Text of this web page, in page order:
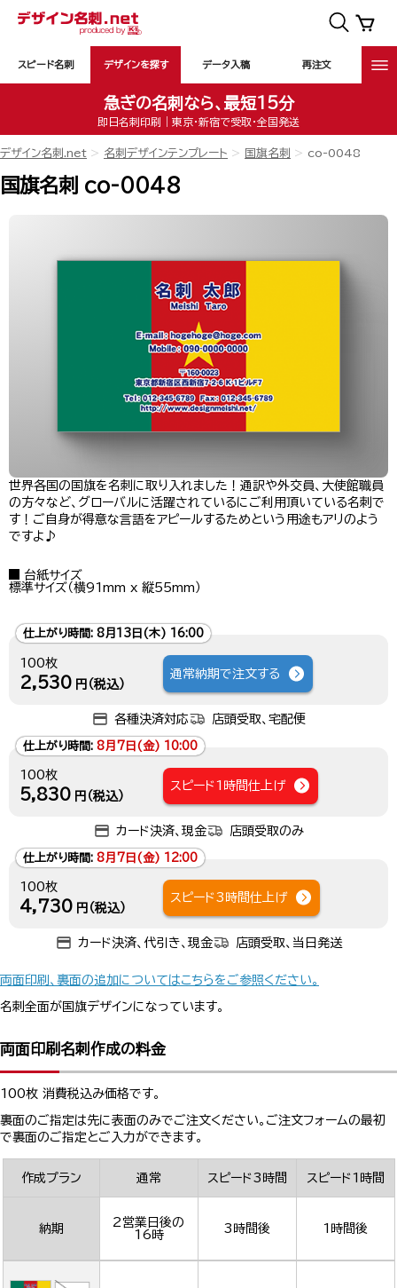
スピード名刺 デザインを探す データ入稿 再注文
急ぎの名刺なら、最短15分
即日名刺印刷｜東京・新宿で受取・全国発送
デザイン名刺.net 名刺デザインテンプレート 国旗名刺 co-0048
国旗名刺 co-0048
世界各国の国旗を名刺に取り入れました！通訳や外交員、大使館職員
の方々など、グローバルに活躍されているにご利用頂いている名刺で
す！ご自身が得意な言語をアピールするためという用途もアリのよう
ですよ♪
台紙サイズ
標準サイズ（横91mm x 縦55mm）
仕上がり時間: 8月13日(木) 16:00
100枚
2,530 円（税込）
通常納期で注文する
各種決済対応 店頭受取、宅配便
仕上がり時間: 8月7日(金) 10:00
100枚
5,830 円（税込）
スピード1時間仕上げ
カード決済、現金 店頭受取のみ
仕上がり時間: 8月7日(金) 12:00
100枚
4,730 円（税込）
スピード3時間仕上げ
カード決済、代引き、現金 店頭受取、当日発送
両面印刷、裏面の追加についてはこちらをご参照ください。
名刺全面が国旗デザインになっています。
両面印刷名刺作成の料金
100枚 消費税込み価格です。
裏面のご指定は先に表面のみでご注文ください。ご注文フォームの最初
で裏面のご指定とご入力ができます。
作成プラン 通常 スピード3時間 スピード1時間
納期
2営業日後の
16時
3時間後 1時間後